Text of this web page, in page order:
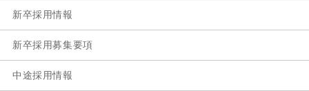
新卒採用情報
新卒採用募集要項
中途採用情報